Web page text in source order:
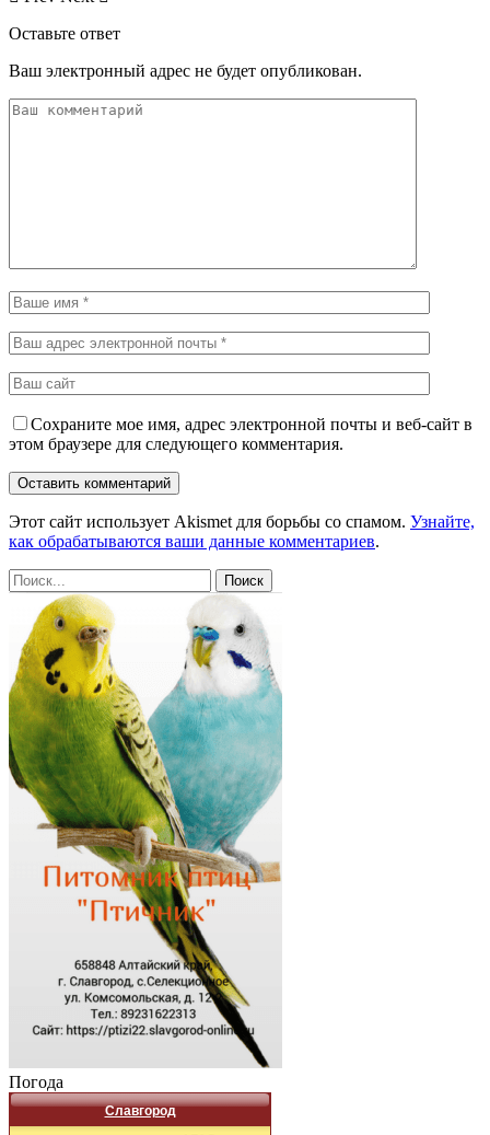
Оставьте ответ
Ваш электронный адрес не будет опубликован.
Сохраните мое имя, адрес электронной почты и веб-сайт в
этом браузере для следующего комментария.
Этот сайт использует Akismet для борьбы со спамом. Узнайте,
как обрабатываются ваши данные комментариев.
Погода
Славгород